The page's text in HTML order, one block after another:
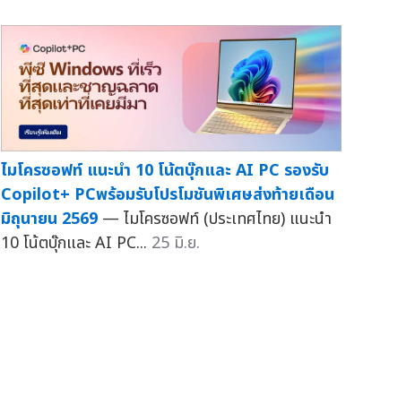
ไมโครซอฟท์ แนะนำ 10 โน้ตบุ๊กและ AI PC รองรับ
Copilot+ PCพร้อมรับโปรโมชันพิเศษส่งท้ายเดือน
มิถุนายน 2569 — ไมโครซอฟท์ (ประเทศไทย) แนะนำ
10 โน้ตบุ๊กและ AI PC... 25 มิ.ย.